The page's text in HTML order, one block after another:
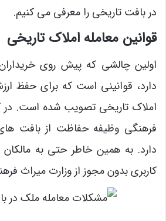
در بافت تاریخی را معرفی می ‌کنیم.
قوانین معامله املاک تاریخی
اولین چالشی که پیش روی
دارد، قوانینی است که برای حفظ
املاک تاریخی تصویب شده است. در
فرهنگی وظیفه حفاظت از بافت‌
دارد. به همین خاطر حتی به مالکان
کاربری بدون مجوز از وزارت میراث